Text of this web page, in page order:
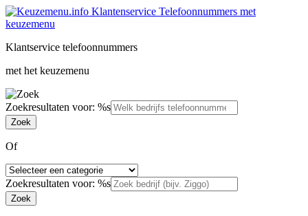
Klantservice telefoonnummers
met het keuzemenu
Zoekresultaten voor: %s
Of
Zoekresultaten voor: %s